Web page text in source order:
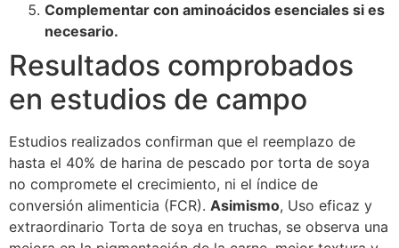
Complementar con aminoácidos esenciales si es
necesario.
Resultados comprobados
en estudios de campo
Estudios realizados confirman que el reemplazo de
hasta el 40% de harina de pescado por torta de soya
no compromete el crecimiento, ni el índice de
conversión alimenticia (FCR). Asimismo, Uso eficaz y
extraordinario Torta de soya en truchas, se observa una